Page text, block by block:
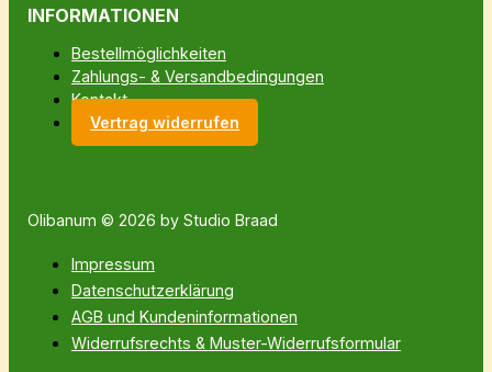
INFORMATIONEN
Bestellmöglichkeiten
Zahlungs- & Versandbedingungen
Kontakt
Vertrag widerrufen
Olibanum © 2026 by Studio Braad
Impressum
Datenschutzerklärung
AGB und Kundeninformationen
Widerrufsrechts & Muster-Widerrufsformular